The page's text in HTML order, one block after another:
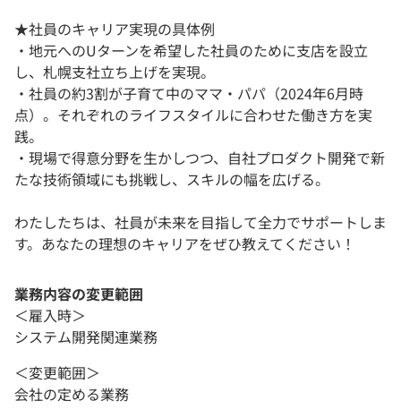
★社員のキャリア実現の具体例
・地元へのUターンを希望した社員のために支店を設立
し、札幌支社立ち上げを実現。
・社員の約3割が子育て中のママ・パパ（2024年6月時
点）。それぞれのライフスタイルに合わせた働き方を実
践。
・現場で得意分野を生かしつつ、自社プロダクト開発で新
たな技術領域にも挑戦し、スキルの幅を広げる。
わたしたちは、社員が未来を目指して全力でサポートしま
す。あなたの理想のキャリアをぜひ教えてください！
業務内容の変更範囲
＜雇入時＞
システム開発関連業務
＜変更範囲＞
会社の定める業務